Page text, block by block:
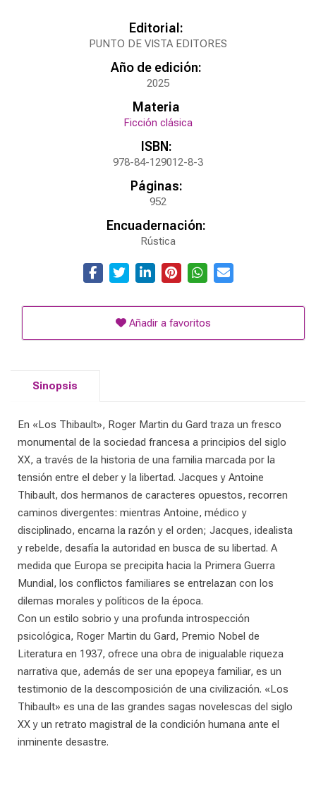
Editorial:
PUNTO DE VISTA EDITORES
Año de edición:
2025
Materia
Ficción clásica
ISBN:
978-84-129012-8-3
Páginas:
952
Encuadernación:
Rústica
Añadir a favoritos
Sinopsis
En «Los Thibault», Roger Martin du Gard traza un fresco
monumental de la sociedad francesa a principios del siglo
XX, a través de la historia de una familia marcada por la
tensión entre el deber y la libertad. Jacques y Antoine
Thibault, dos hermanos de caracteres opuestos, recorren
caminos divergentes: mientras Antoine, médico y
disciplinado, encarna la razón y el orden; Jacques, idealista
y rebelde, desafía la autoridad en busca de su libertad. A
medida que Europa se precipita hacia la Primera Guerra
Mundial, los conflictos familiares se entrelazan con los
dilemas morales y políticos de la época.
Con un estilo sobrio y una profunda introspección
psicológica, Roger Martin du Gard, Premio Nobel de
Literatura en 1937, ofrece una obra de inigualable riqueza
narrativa que, además de ser una epopeya familiar, es un
testimonio de la descomposición de una civilización. «Los
Thibault» es una de las grandes sagas novelescas del siglo
XX y un retrato magistral de la condición humana ante el
inminente desastre.